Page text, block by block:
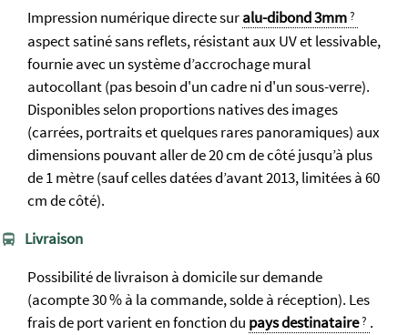
Impression numérique directe suralu-dibond 3mm
aspect satiné sans reflets, résistant aux UV et lessivable,
fournie avec un système d’accrochage mural
autocollant (pas besoin d'un cadre ni d'un sous-verre).
Dispo­nibles selon propor­tions natives des images
(carrées, portraits et quelques rares pano­ramiques) aux
dim­ensions pouvant aller de 20 cm de côté jusqu’à plus
de 1 mètre (sauf celles datées d’avant 2013, limitées à 60
cm de côté).
Livraison
Possibilité de livraison à domicile sur demande
(acompte 30 % à la commande, solde à réception). Les
frais de port varient en fonction du pays destinataire .